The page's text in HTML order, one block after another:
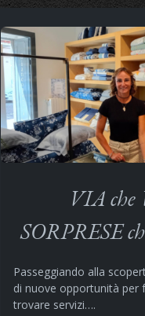
VIA che
SORPRESE
Passeggiando alla
di nuove opportunità per
trovare servizi….